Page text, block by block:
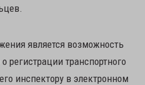
является возможность
регистрации транспортного
инспектору в электронном